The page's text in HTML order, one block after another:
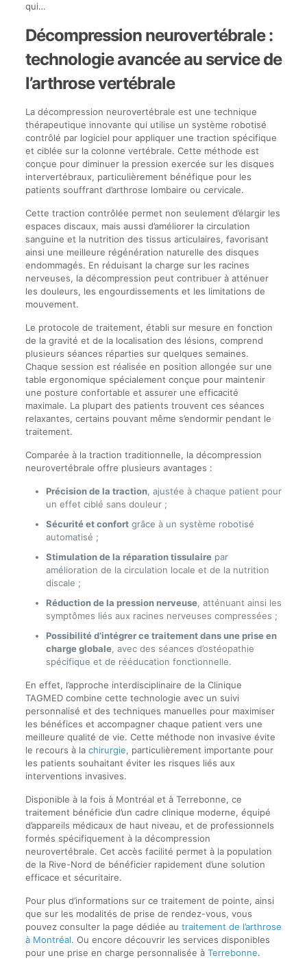
qui…
Décompression neurovertébrale :
technologie avancée au service de
l’arthrose vertébrale
La décompression neurovertébrale est une technique
thérapeutique innovante qui utilise un système robotisé
contrôlé par logiciel pour appliquer une traction spécifique
et ciblée sur la colonne vertébrale. Cette méthode est
conçue pour diminuer la pression exercée sur les disques
intervertébraux, particulièrement bénéfique pour les
patients souffrant d’arthrose lombaire ou cervicale.
Cette traction contrôlée permet non seulement d’élargir les
espaces discaux, mais aussi d’améliorer la circulation
sanguine et la nutrition des tissus articulaires, favorisant
ainsi une meilleure régénération naturelle des disques
endommagés. En réduisant la charge sur les racines
nerveuses, la décompression peut contribuer à atténuer
les douleurs, les engourdissements et les limitations de
mouvement.
Le protocole de traitement, établi sur mesure en fonction
de la gravité et de la localisation des lésions, comprend
plusieurs séances réparties sur quelques semaines.
Chaque session est réalisée en position allongée sur une
table ergonomique spécialement conçue pour maintenir
une posture confortable et assurer une efficacité
maximale. La plupart des patients trouvent ces séances
relaxantes, certains pouvant même s’endormir pendant le
traitement.
Comparée à la traction traditionnelle, la décompression
neurovertébrale offre plusieurs avantages :
Précision de la traction, ajustée à chaque patient pour
un effet ciblé sans douleur ;
Sécurité et confortgrâce à un système robotisé
automatisé ;
Stimulation de la réparation tissulairepar
amélioration de la circulation locale et de la nutrition
discale ;
Réduction de la pression nerveuse, atténuant ainsi les
symptômes liés aux racines nerveuses compressées ;
Possibilité d’intégrer ce traitement dans une prise en
charge globale, avec des séances d’ostéopathie
spécifique et de rééducation fonctionnelle.
En effet, l’approche interdisciplinaire de la Clinique
TAGMED combine cette technologie avec un suivi
personnalisé et des techniques manuelles pour maximiser
les bénéfices et accompagner chaque patient vers une
meilleure qualité de vie. Cette méthode non invasive évite
le recours à la chirurgie, particulièrement importante pour
les patients souhaitant éviter les risques liés aux
interventions invasives.
Disponible à la fois à Montréal et à Terrebonne, ce
traitement bénéficie d’un cadre clinique moderne, équipé
d’appareils médicaux de haut niveau, et de professionnels
formés spécifiquement à la décompression
neurovertébrale. Cet accès facilité permet à la population
de la Rive-Nord de bénéficier rapidement d’une solution
efficace et sécuritaire.
Pour plus d’informations sur ce traitement de pointe, ainsi
que sur les modalités de prise de rendez-vous, vous
pouvez consulter la page dédiée au traitement de l’arthrose
à Montréal. Ou encore découvrir les services disponibles
pour une prise en charge personnalisée à Terrebonne.